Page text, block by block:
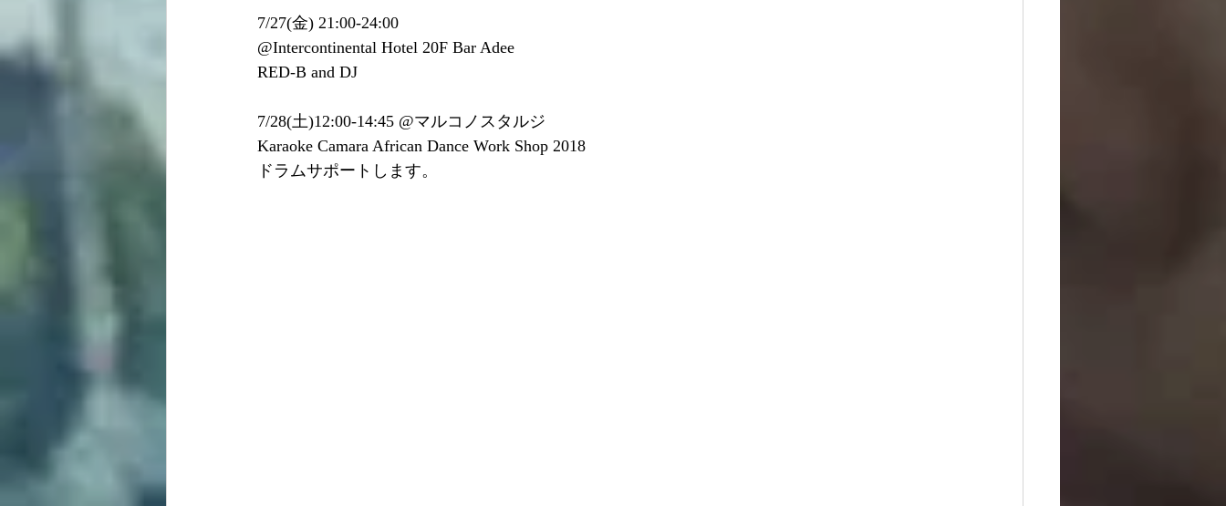
7/27(金) 21:00-24:00
@Intercontinental Hotel 20F Bar Adee
RED-B and DJ
7/28(土)12:00-14:45 @マルコノスタルジ
Karaoke Camara African Dance Work Shop 2018
ドラムサポートします。